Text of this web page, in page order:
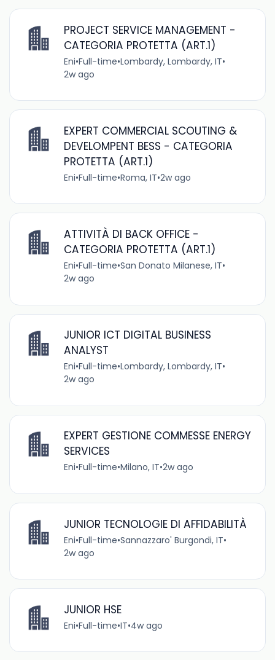
PROJECT SERVICE MANAGEMENT -
CATEGORIA PROTETTA (ART.1)
Eni•Full-time•Lombardy, Lombardy, IT•
2w ago
EXPERT COMMERCIAL SCOUTING &
DEVELOMPENT BESS - CATEGORIA
PROTETTA (ART.1)
Eni•Full-time•Roma, IT•2w ago
ATTIVITÀ DI BACK OFFICE -
CATEGORIA PROTETTA (ART.1)
Eni•Full-time•San Donato Milanese, IT•
2w ago
JUNIOR ICT DIGITAL BUSINESS
ANALYST
Eni•Full-time•Lombardy, Lombardy, IT•
2w ago
EXPERT GESTIONE COMMESSE ENERGY
SERVICES
Eni•Full-time•Milano, IT•2w ago
JUNIOR TECNOLOGIE DI AFFIDABILITÀ
Eni•Full-time•Sannazzaro' Burgondi, IT•
2w ago
JUNIOR HSE
Eni•Full-time•IT•4w ago